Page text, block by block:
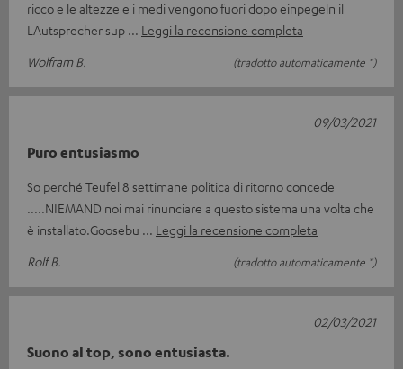
ricco e le altezze e i medi vengono fuori dopo einpegeln il
LAutsprecher sup
Leggi la recensione completa
Wolfram B.
(tradotto automaticamente *)
Puro entusiasmo
So perché Teufel 8 settimane politica di ritorno concede
.....NIEMAND noi mai rinunciare a questo sistema una volta che
è installato.Goosebu
Leggi la recensione completa
Rolf B.
(tradotto automaticamente *)
09/03/2021
Suono al top, sono entusiasta.
02/03/2021